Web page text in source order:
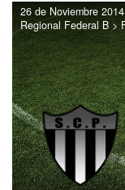
26 de Noviembre
Regional Federal B >